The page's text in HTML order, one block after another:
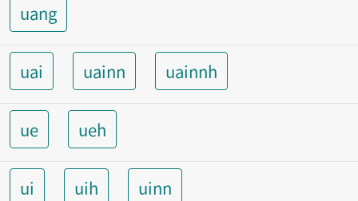
uang
uai uainn uainnh
ue ueh
ui uih uinn